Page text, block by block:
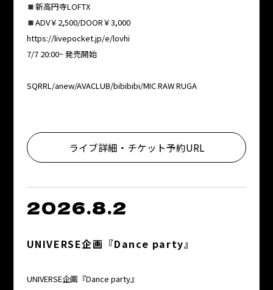
新高円寺LOFTX
ADV￥2,500/DOOR￥3,000
https://livepocket.jp/e/lovhi
7/7 20:00~ 発売開始
SQRRL/anew/AVACLUB/bibibibi/MIC RAW RUGA
ライブ詳細・チケット予約URL
2026.8.2
UNIVERSE企画『Dance party』
UNIVERSE企画『Dance party』